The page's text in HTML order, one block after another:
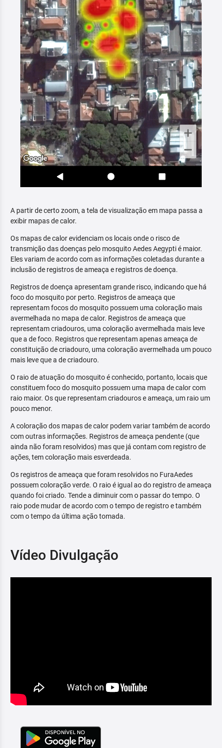
A partir de certo zoom, a tela de visualização em mapa passa a
exibir mapas de calor.
Os mapas de calor evidenciam os locais onde o risco de
transmição das doenças pelo mosquito Aedes Aegypti é maior.
Eles variam de acordo com as informações coletadas durante a
inclusão de registros de ameaça e registros de doença.
Registros de doença apresentam grande risco, indicando que há
foco do mosquito por perto. Registros de ameaça que
representam focos do mosquito possuem uma coloração mais
avermelhada no mapa de calor. Registros de ameaça que
representam criadouros, uma coloração avermelhada mais leve
que a de foco. Registros que representam apenas ameaça de
constituição de criadouro, uma coloração avermelhada um pouco
mais leve que a de criadouro.
O raio de atuação do mosquito é conhecido, portanto, locais que
constituem foco do mosquito possuem uma mapa de calor com
raio maior. Os que representam criadouros e ameaça, um raio um
pouco menor.
A coloração dos mapas de calor podem variar também de acordo
com outras informações. Registros de ameaça pendente (que
ainda não foram resolvidos) mas que já contam com registro de
ações, tem coloração mais esverdeada.
Os registros de ameaça que foram resolvidos no FuraAedes
possuem coloração verde. O raio é igual ao do registro de ameaça
quando foi criado. Tende a diminuir com o passar do tempo. O
raio pode mudar de acordo com o tempo de registro e também
com o tempo da última ação tomada.
Vídeo Divulgação